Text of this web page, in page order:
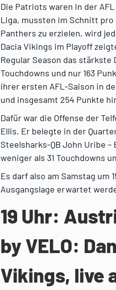
Die Patriots waren in der
Liga, mussten im Schnitt pro
Panthers zu erzielen, wird
Dacia Vikings im Playoff
Regular Season das stärkste
Touchdowns und nur 163
ihrer ersten AFL-Saison in
und insgesamt 254 Punkte
Dafür war die Offense der
Ellis. Er belegte in der
Steelsharks-QB John Uribe
weniger als 31 Touchdowns
Es darf also am Samstag
Ausgangslage erwartet
19 Uhr:
by VELO:
Vikings, live